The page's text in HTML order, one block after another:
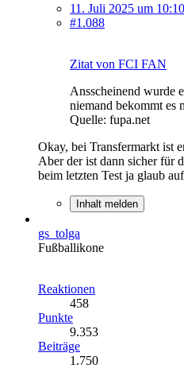
11. Juli 2025 um 10:10
#1.088
Zitat von FCI FAN
Ansscheinend wurde
niemand bekommt es
Quelle: fupa.net
Okay, bei Transfermarkt ist
Aber der ist dann sicher für
beim letzten Test ja glaub
Inhalt melden
gs_tolga
Fußballikone
Reaktionen
458
Punkte
9.353
Beiträge
1.750